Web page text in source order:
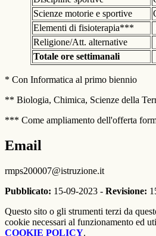
Scienze motorie e sportive
Elementi di fisioterapia***
Religione/Att. alternative
Totale ore settimanali
* Con Informatica al primo biennio
** Biologia, Chimica, Scienze della
*** Come ampliamento dell'offerta
Email
rmps200007@istruzione.it
Pubblicato: 15-09-2023 - Revisione:
Questo sito o gli strumenti terzi da
cookie necessari al funzionamento ed
COOKIE POLICY.